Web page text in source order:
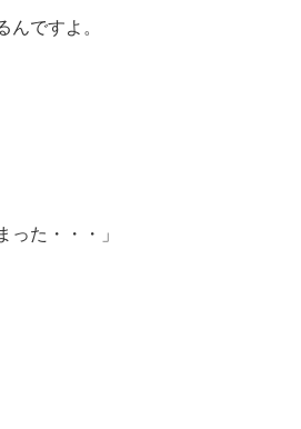
んですよ。
った・・・」